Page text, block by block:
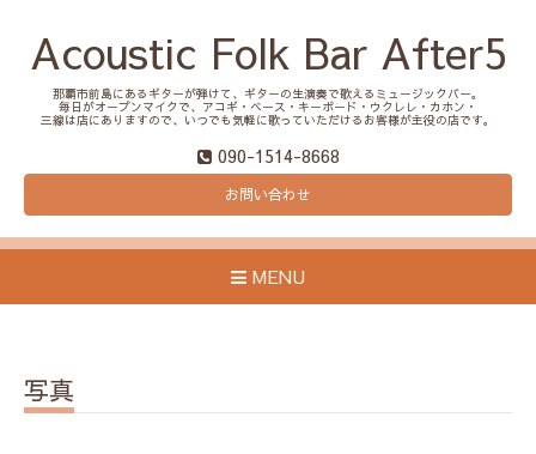
Acoustic Folk Bar After5
那覇市前島にあるギターが弾けて、ギターの生演奏で歌えるミュージックバー。
毎日がオープンマイクで、アコギ・ベース・キーボード・ウクレレ・カホン・
三線は店にありますので、いつでも気軽に歌っていただけるお客様が主役の店です。
090-1514-8668
お問い合わせ
MENU
写真